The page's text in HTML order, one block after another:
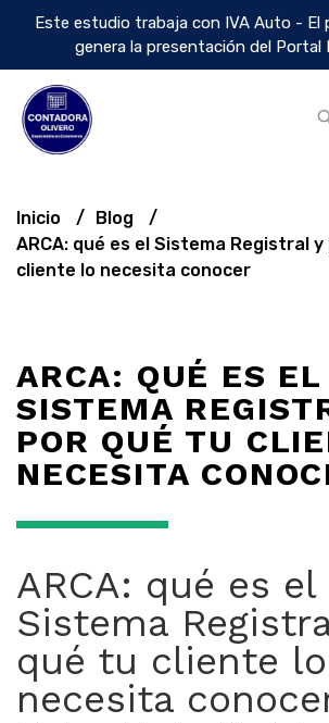
Este estudio trabaja con IVA Auto - El
genera la presentación del Portal
Inicio
Blog
ARCA: qué es el Sistema Registral
cliente lo necesita conocer
ARCA: QUÉ ES EL
SISTEMA
POR QUÉ TU
NECESITA
ARCA: qué es el
Sistema
qué tu cliente lo
necesita